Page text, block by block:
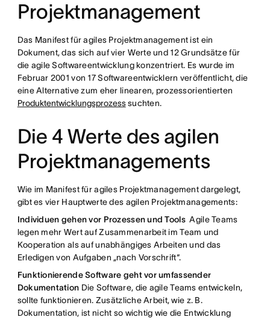
Projektmanagement
Das Manifest für agiles Projektmanagement ist ein
Dokument, das sich auf vier Werte und 12 Grundsätze für
die agile Softwareentwicklung konzentriert. Es wurde im
Februar 2001 von 17 Softwareentwicklern veröffentlicht, die
eine Alternative zum eher linearen, prozessorientierten
Produktentwicklungsprozesssuchten.
Die 4 Werte des agilen
Projektmanagements
Wie im Manifest für agiles Projektmanagement dargelegt,
gibt es vier Hauptwerte des agilen Projektmanagements:
Individuen gehen vor Prozessen und ToolsAgile Teams
legen mehr Wert auf Zusammenarbeit im Team und
Kooperation als auf unabhängiges Arbeiten und das
Erledigen von Aufgaben „nach Vorschrift“.
Funktionierende Software geht vor umfassender
Dokumentation Die Software, die agile Teams entwickeln,
sollte funktionieren. Zusätzliche Arbeit, wie z. B.
Dokumentation, ist nicht so wichtig wie die Entwicklung